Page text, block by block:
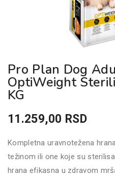
Pro Plan Dog
OptiWeight
KG
11.259,00 RSD
Kompletna uravnotežena
težinom ili one koje su
hrana efikasna u zdravom